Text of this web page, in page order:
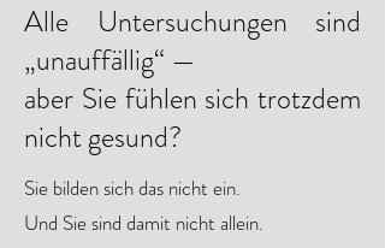
Alle Untersuchungen sind
„unauffällig“ —
aber Sie fühlen sich trotzdem
nicht gesund?
Sie bilden sich das nicht ein.
Und Sie sind damit nicht allein.